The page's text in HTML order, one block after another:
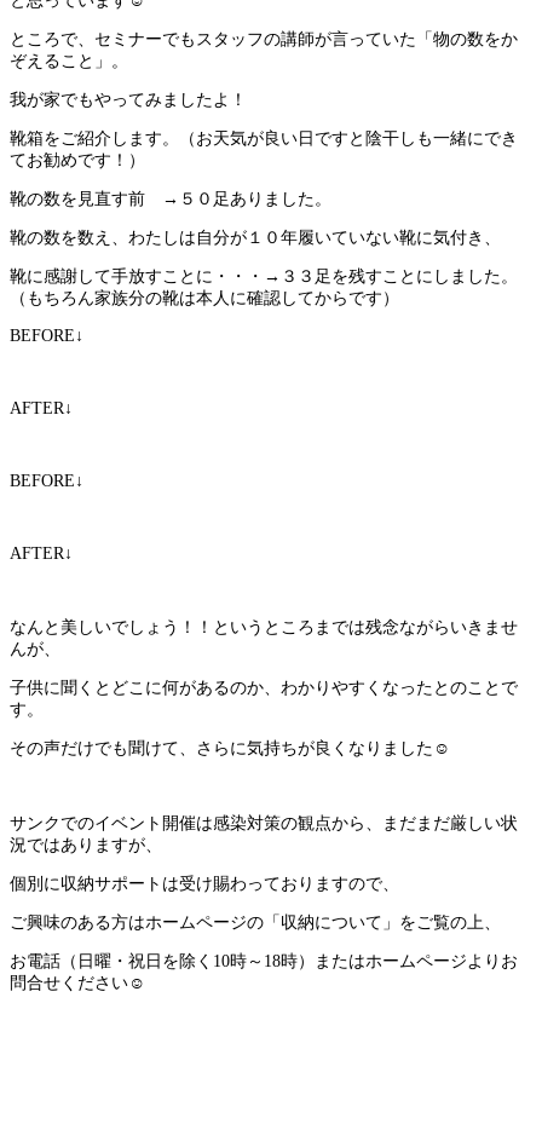
ところで、セミナーでもスタッフの講師が言っていた「物の数をか
ぞえること」。
我が家でもやってみましたよ！
靴箱をご紹介します。（お天気が良い日ですと陰干しも一緒にでき
てお勧めです！）
靴の数を見直す前 →５０足ありました。
靴の数を数え、わたしは自分が１０年履いていない靴に気付き、
靴に感謝して手放すことに・・・→３３足を残すことにしました。
（もちろん家族分の靴は本人に確認してからです）
BEFORE↓
AFTER↓
BEFORE↓
AFTER↓
なんと美しいでしょう！！というところまでは残念ながらいきませ
んが、
子供に聞くとどこに何があるのか、わかりやすくなったとのことで
す。
その声だけでも聞けて、さらに気持ちが良くなりました☺
サンクでのイベント開催は感染対策の観点から、まだまだ厳しい状
況ではありますが、
個別に収納サポートは受け賜わっておりますので、
ご興味のある方はホームページの「収納について」をご覧の上、
お電話（日曜・祝日を除く10時～18時）またはホームページよりお
問合せください☺